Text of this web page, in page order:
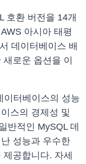
호환 버전을 14개
아시아 태평
데이터베이스 배
로운 옵션을 이
이터베이스의 성능
스의 경제성 및
반적인 MySQL 데
성능과 우수한
공합니다. 자세